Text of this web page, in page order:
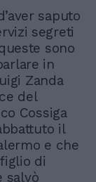
saputo
segreti
sono
in
Zanda
del
Cossiga
il
e che
di
salvò